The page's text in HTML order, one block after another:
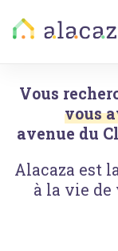
Vous
vous
avenue du
Alacaza est
à la vie